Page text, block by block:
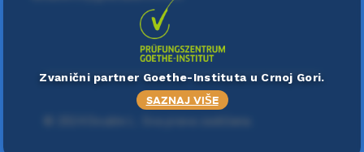
Zvanični partner Goethe-Instituta u Crnoj Gori.
SAZNAJ VIŠE